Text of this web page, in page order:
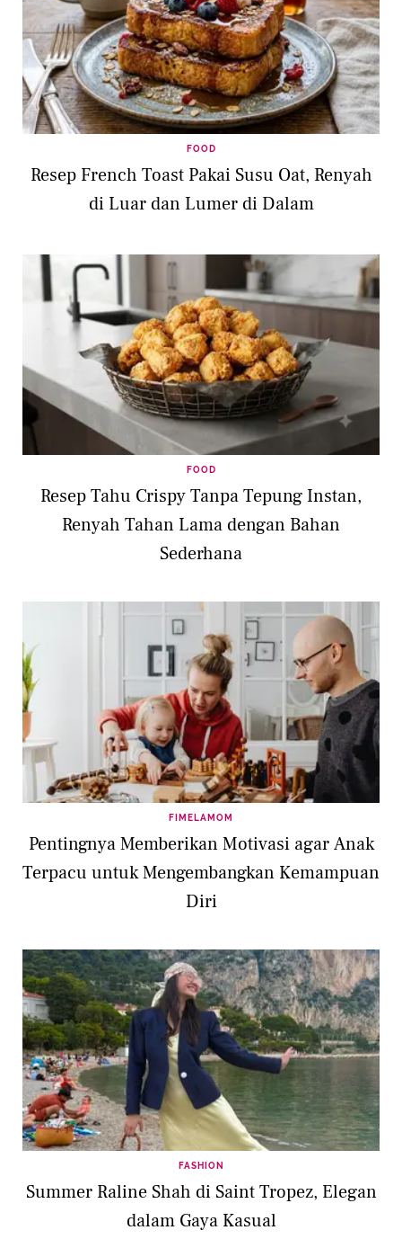
FOOD
Resep French Toast Pakai Susu Oat, Renyah
di Luar dan Lumer di Dalam
FOOD
Resep Tahu Crispy Tanpa Tepung Instan,
Renyah Tahan Lama dengan Bahan
Sederhana
FIMELAMOM
Pentingnya Memberikan Motivasi agar Anak
Terpacu untuk Mengembangkan Kemampuan
Diri
FASHION
Summer Raline Shah di Saint Tropez, Elegan
dalam Gaya Kasual